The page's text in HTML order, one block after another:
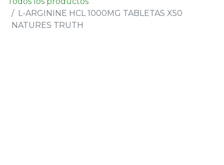
L-ARGININE HCL 1000MG TABLETAS X50
NATURES TRUTH